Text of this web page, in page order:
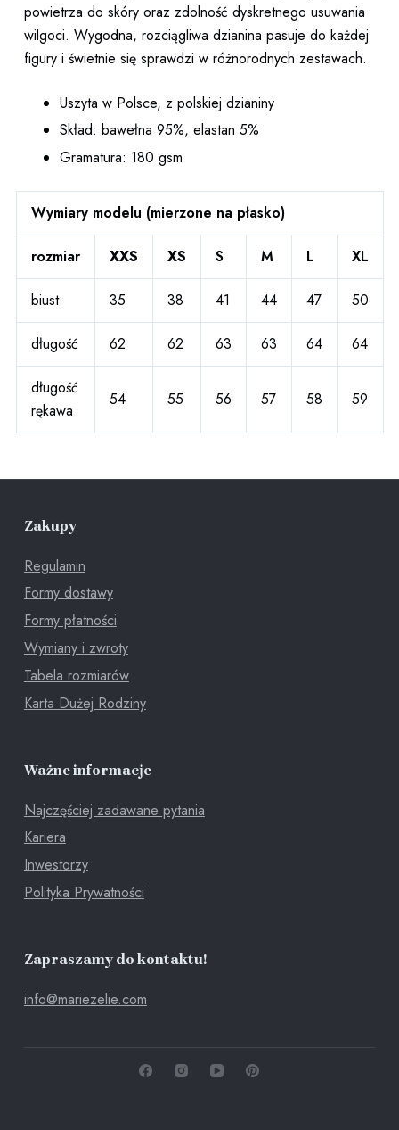
Chcemy Ci zaoferować produkty na najwyższym poziomie -
dostosowane do Twoich potrzeb. Dlatego korzystamy z plików
powietrza do skóry oraz zdolność dyskretnego usuwania
wilgoci. Wygodna, rozciągliwa dzianina pasuje do każdej
figury i świetnie się sprawdzi w różnorodnych zestawach.
Uszyta w Polsce, z polskiej dzianiny
Skład: bawełna 95%, elastan 5%
Gramatura: 180 gsm
Wymiary modelu (mierzone na płasko)
rozmiar XXS XS S M L XL
biust 35 38 41 44 47 50
długość 62 62 63 63 64 64
długość
rękawa
54 55 56 57 58 59
Zakupy
Regulamin
Formy dostawy
Formy płatności
Wymiany i zwroty
Tabela rozmiarów
Karta Dużej Rodziny
Ważne informacje
Najczęściej zadawane pytania
Kariera
Inwestorzy
Polityka Prywatności
Zapraszamy do kontaktu!
info@mariezelie.com